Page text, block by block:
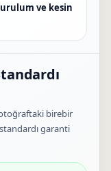
ve kesin
birebir
garanti